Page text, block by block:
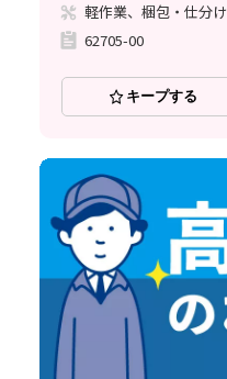
軽作業、梱包・仕分け
62705-00
キープする